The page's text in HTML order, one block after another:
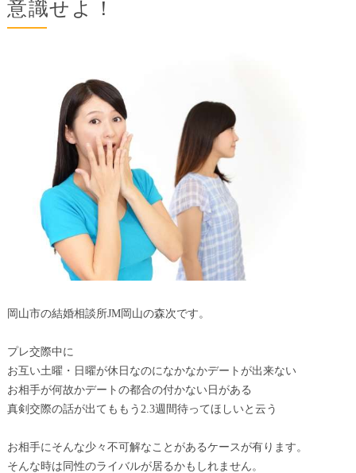
意識せよ！
岡山市の結婚相談所JM岡山の森次です。
プレ交際中に
お互い土曜・日曜が休日なのになかなかデートが出来ない
お相手が何故かデートの都合の付かない日がある
真剣交際の話が出てももう2.3週間待ってほしいと云う
お相手にそんな少々不可解なことがあるケースが有ります。
そんな時は同性のライバルが居るかもしれません。